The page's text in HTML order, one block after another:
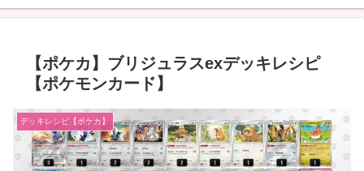
【ポケカ】ブリジュラスexデッキレシピ
【ポケモンカード】
デッキレシピ【ポケカ】